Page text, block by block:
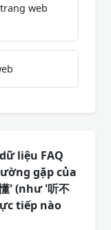
web
liệu FAQ
gặp của
' (như '听不
tiếp nào